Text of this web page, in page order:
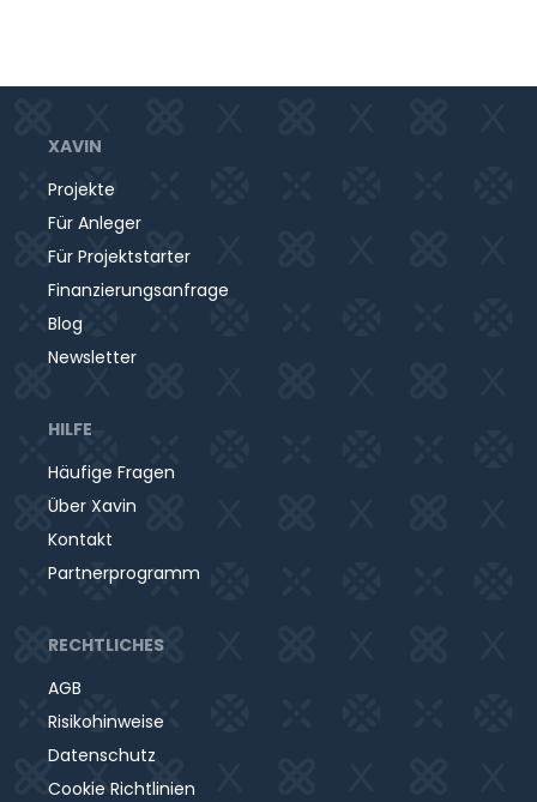
XAVIN
Projekte
Für Anleger
Für Projektstarter
Finanzierungsanfrage
Blog
Newsletter
HILFE
Häufige Fragen
Über Xavin
Kontakt
Partnerprogramm
RECHTLICHES
AGB
Risikohinweise
Datenschutz
Cookie Richtlinien